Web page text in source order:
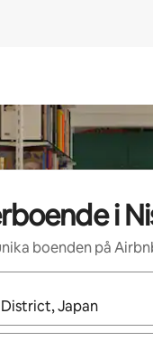
i
boenden på
tillgängliga kan du